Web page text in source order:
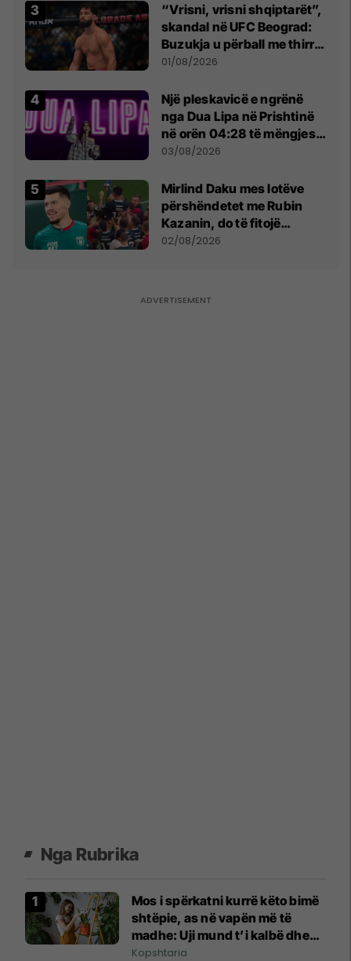
“Vrisni, vrisni shqiptarët”,
skandal në UFC Beograd:
Buzukja u përball me thirrje
anti-shqiptare nga
01/08/2026
Një pleskavicë e ngrënë
nga Dua Lipa në Prishtinë
në orën 04:28 të mëngjesit
- dhe bota digjitale serbe
03/08/2026
Mirlind Daku mes lotëve
përshëndetet me Rubin
Kazanin, do të fitojë
miliona te Spartak Moska
02/08/2026
Nga Rubrika
Mos i spërkatni kurrë këto bimë
shtëpie, as në vapën më të
madhe: Uji mund t’i kalbë dhe
t’ua djegë gjethet
Kopshtaria